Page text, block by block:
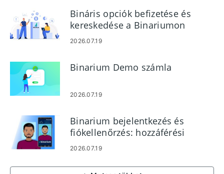
Bináris opciók befizetése és
kereskedése a Binariumon
2026.07.19
Binarium Demo számla
2026.07.19
Binarium bejelentkezés és
fiókellenőrzés: hozzáférési
lépések és dokumentumok
2026.07.19